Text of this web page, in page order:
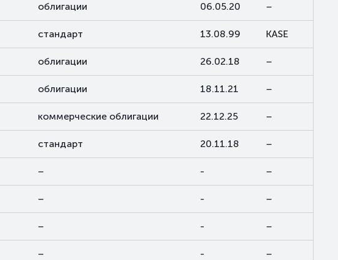
облигации 06.05.20 –
стандарт 13.08.99 KASE
облигации 26.02.18 –
облигации 18.11.21 –
коммерческие облигации 22.12.25 –
стандарт 20.11.18 –
– - –
– - –
– - –
– - –